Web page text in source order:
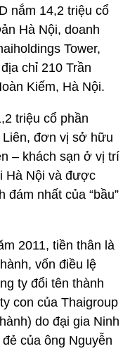
nắm 14,2 triệu cổ
Hà Nội, doanh
Tower,
chỉ 210 Trần
Kiếm, Hà Nội.
triệu cổ phần
Liên, đơn vị sở hữu
– khách sạn ở vị trí
Hà Nội và được
nhất của “bầu”
2011, tiền thân là
vốn điều lệ
ty đổi tên thành
con của Thaigroup
do đại gia Ninh
của ông Nguyễn